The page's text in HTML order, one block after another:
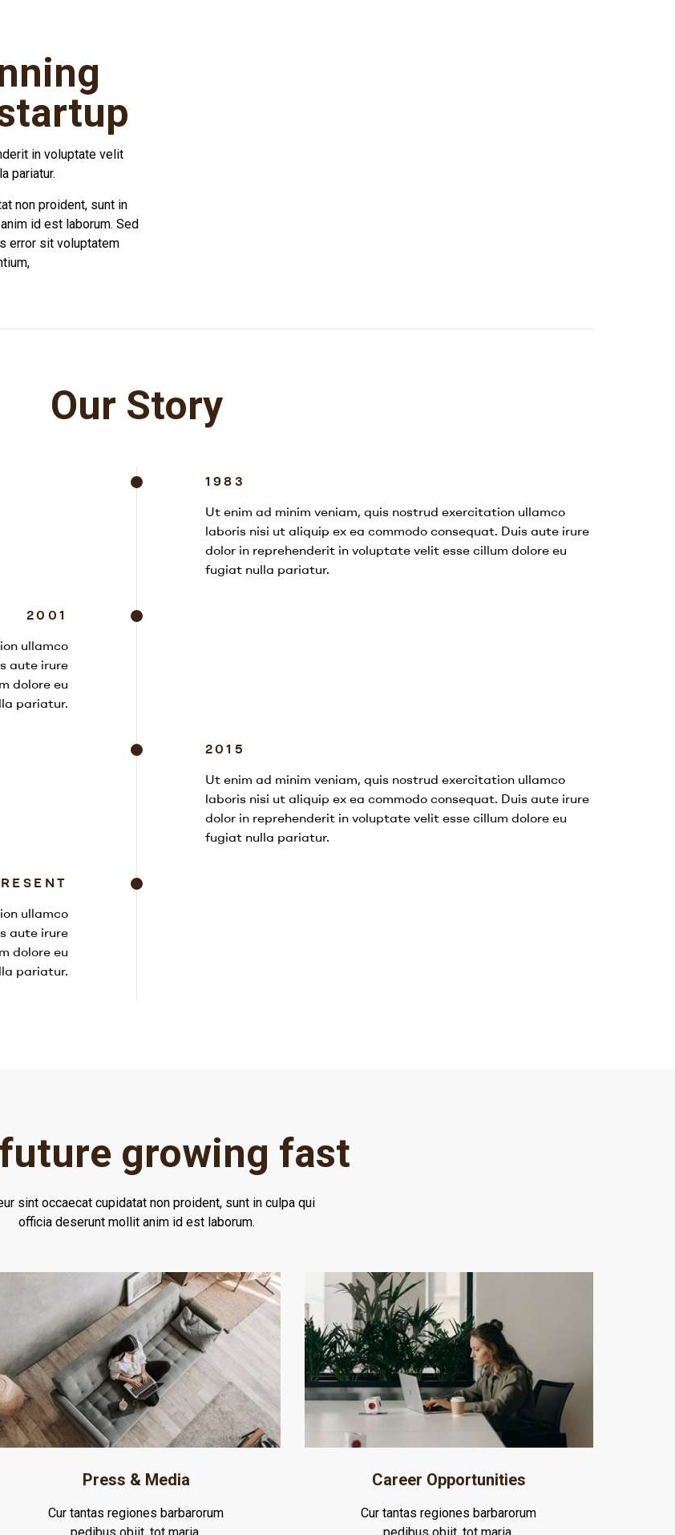
in voluptate velit
pariatur.
non proident, sunt in
id est laborum. Sed
error sit voluptatem
Our Story
1983
Ut enim ad minim veniam, quis nostrud exercitation ullamco
laboris nisi ut aliquip ex ea commodo consequat. Duis aute irure
dolor in reprehenderit in voluptate velit esse cillum dolore eu
fugiat nulla pariatur.
2001
ullamco
aute irure
dolore eu
pariatur.
2015
Ut enim ad minim veniam, quis nostrud exercitation ullamco
laboris nisi ut aliquip ex ea commodo consequat. Duis aute irure
dolor in reprehenderit in voluptate velit esse cillum dolore eu
fugiat nulla pariatur.
ullamco
aute irure
dolore eu
pariatur.
growing fast
sint occaecat cupidatat non proident, sunt in culpa qui
officia deserunt mollit anim id est laborum.
Press & Media
Cur tantas regiones barbarorum
Career Opportunities
Cur tantas regiones barbarorum